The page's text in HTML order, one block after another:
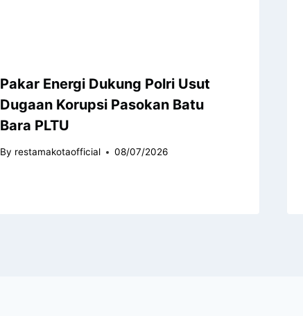
Pakar Energi Dukung Polri Usut
Dugaan Korupsi Pasokan Batu
Bara PLTU
By restamakotaofficial 08/07/2026